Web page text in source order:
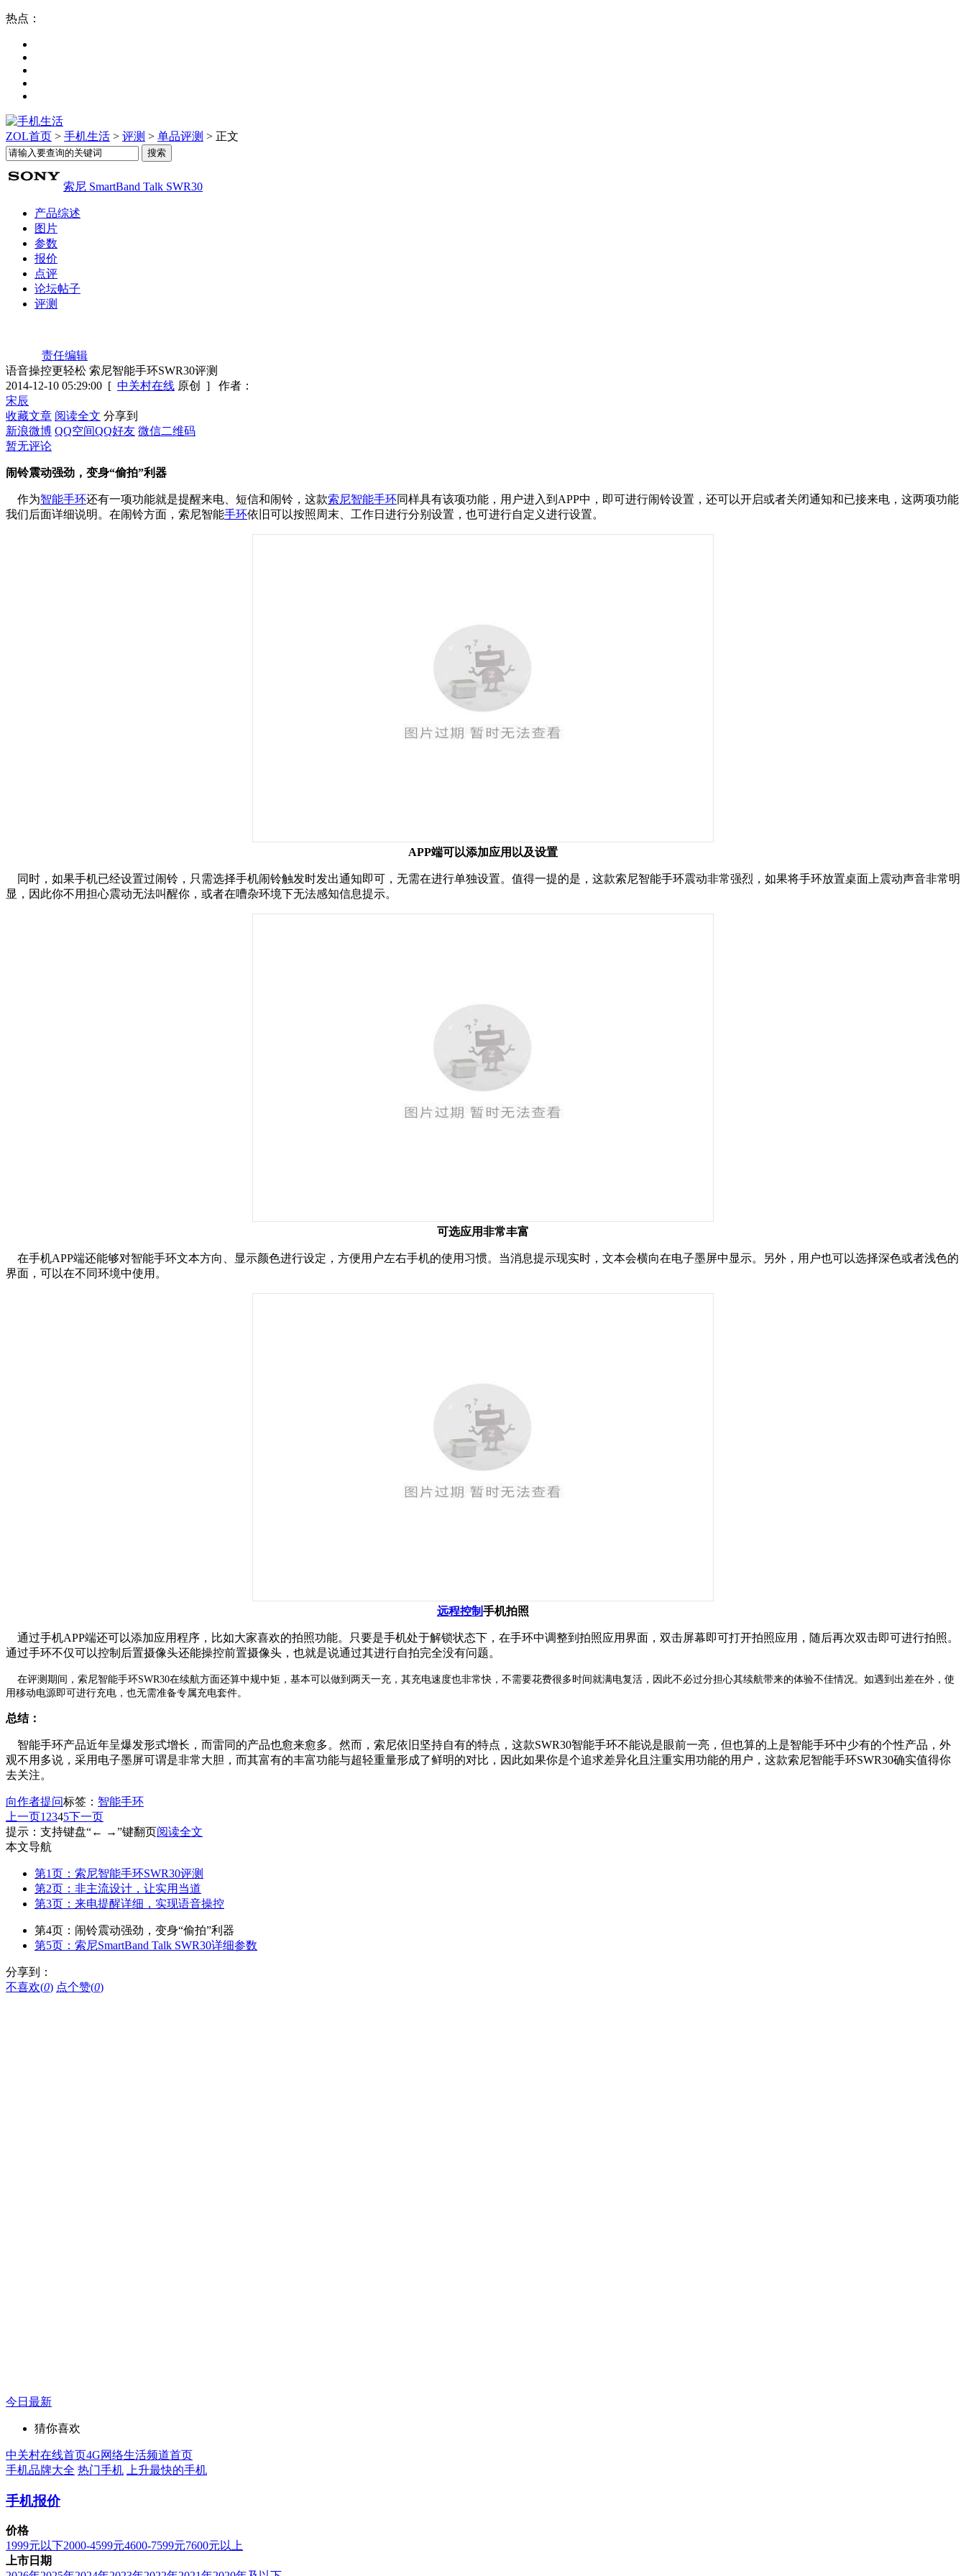
热点：
ZOL首页 > 手机生活 > 评测 > 单品评测 > 正文
索尼 SmartBand Talk SWR30
产品综述
图片
参数
报价
点评
论坛帖子
评测
责任编辑
语音操控更轻松 索尼智能手环SWR30评测
2014-12-10 05:29:00 [ 中关村在线 原创 ]
作者：
宋辰
收藏文章 阅读全文 分享到
新浪微博 QQ空间QQ好友 微信二维码
暂无评论
闹铃震动强劲，变身“偷拍”利器
作为智能手环还有一项功能就是提醒来电、短信和闹铃，这款索尼智能手环同样具有该项功能，用户进入到APP中，即可进行闹铃设置，还可以开启或者关闭通知和已接来电，这两项功能
我们后面详细说明。在闹铃方面，索尼智能手环依旧可以按照周末、工作日进行分别设置，也可进行自定义进行设置。
APP端可以添加应用以及设置
同时，如果手机已经设置过闹铃，只需选择手机闹铃触发时发出通知即可，无需在进行单独设置。值得一提的是，这款索尼智能手环震动非常强烈，如果将手环放置桌面上震动声音非常明
显，因此你不用担心震动无法叫醒你，或者在嘈杂环境下无法感知信息提示。
可选应用非常丰富
在手机APP端还能够对智能手环文本方向、显示颜色进行设定，方便用户左右手机的使用习惯。当消息提示现实时，文本会横向在电子墨屏中显示。另外，用户也可以选择深色或者浅色的
界面，可以在不同环境中使用。
远程控制手机拍照
通过手机APP端还可以添加应用程序，比如大家喜欢的拍照功能。只要是手机处于解锁状态下，在手环中调整到拍照应用界面，双击屏幕即可打开拍照应用，随后再次双击即可进行拍照。
通过手环不仅可以控制后置摄像头还能操控前置摄像头，也就是说通过其进行自拍完全没有问题。
在评测期间，索尼智能手环SWR30在续航方面还算中规中矩，基本可以做到两天一充，其充电速度也非常快，不需要花费很多时间就满电复活，因此不必过分担心其续航带来的体验不佳情况。如遇到出差在外，使
用移动电源即可进行充电，也无需准备专属充电套件。
总结：
智能手环产品近年呈爆发形式增长，而雷同的产品也愈来愈多。然而，索尼依旧坚持自有的特点，这款SWR30智能手环不能说是眼前一亮，但也算的上是智能手环中少有的个性产品，外
观不用多说，采用电子墨屏可谓是非常大胆，而其富有的丰富功能与超轻重量形成了鲜明的对比，因此如果你是个追求差异化且注重实用功能的用户，这款索尼智能手环SWR30确实值得你
去关注。
向作者提问标签： 智能手环
上一页1 2345下一页
提示：支持键盘“← →”键翻页阅读全文
本文导航
第1页：索尼智能手环SWR30评测
第2页：非主流设计，让实用当道
第3页：来电提醒详细，实现语音操控
第4页：闹铃震动强劲，变身“偷拍”利器
第5页：索尼SmartBand Talk SWR30详细参数
分享到：
不喜欢(0) 点个赞(0)
今日最新
猜你喜欢
中关村在线首页4G网络生活频道首页
手机品牌大全 热门手机 上升最快的手机
手机报价
价格
1999元以下2000-4599元4600-7599元7600元以上
上市日期